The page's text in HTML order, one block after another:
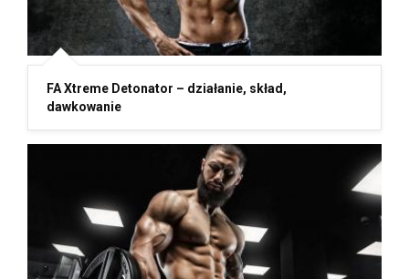
FA Xtreme Detonator – działanie, skład,
dawkowanie